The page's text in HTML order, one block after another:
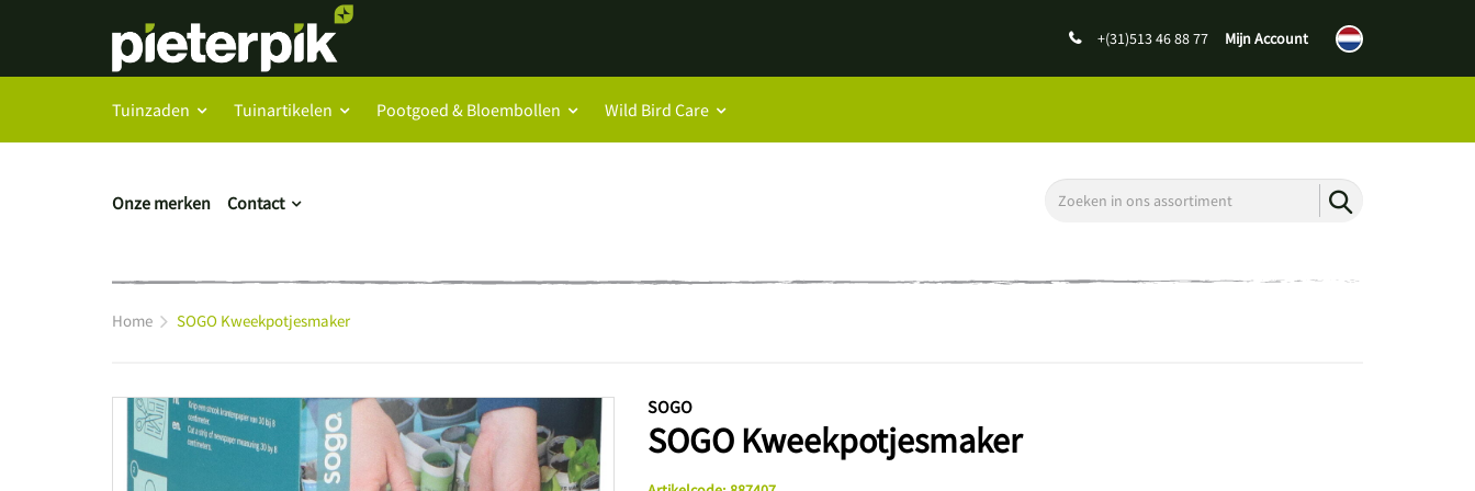
+(31)513 46 88 77 Mijn Account
Tuinzaden Tuinartikelen Pootgoed & Bloembollen Wild Bird Care
Onze merken Contact
Home SOGO Kweekpotjesmaker
SOGO
SOGO Kweekpotjesmaker